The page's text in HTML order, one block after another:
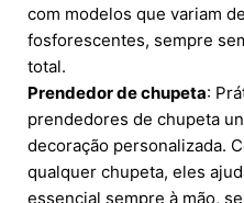
com modelos que variam
fosforescentes, sempre
total.
Prendedor de chupeta:
prendedores de chupeta
decoração personalizada.
qualquer chupeta, eles
essencial sempre à mão,